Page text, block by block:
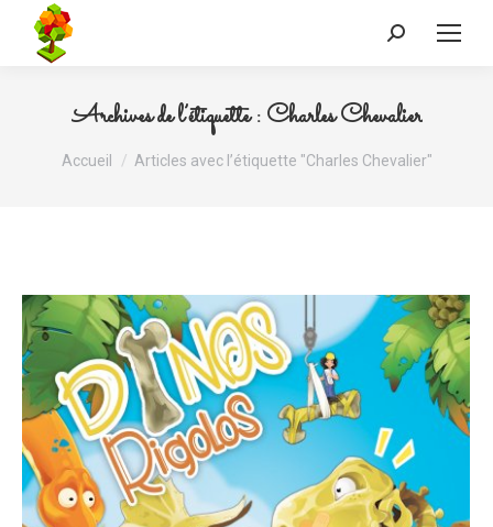
Recherche
Archives de l’étiquette :Charles Chevalier
Vous êtes ici :
Accueil Articles avec l’étiquette "Charles Chevalier"